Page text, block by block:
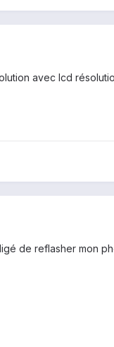
avec lcd
de reflasher mon